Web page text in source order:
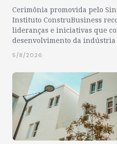
Cerimônia promovida pelo
Instituto ConstruBusiness
lideranças e iniciativas que
desenvolvimento da
5/8/2026